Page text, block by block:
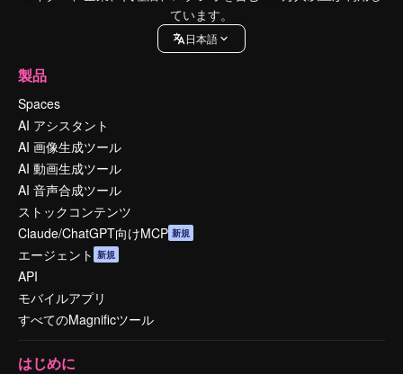
ています。
日本語
製品
Spaces
AI アシスタント
AI 画像生成ツール
AI 動画生成ツール
AI 音声合成ツール
ストックコンテンツ
Claude/ChatGPT向けMCP 新規
エージェント 新規
API
モバイルアプリ
すべてのMagnificツール
はじめに